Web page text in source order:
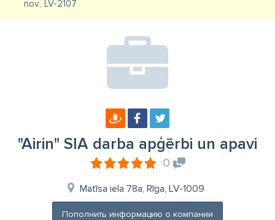
nov., LV-2107
"Airin" SIA darba apģērbi un apavi
0
Matīsa iela 78a, Rīga, LV-1009
Пополнить информацию о компании